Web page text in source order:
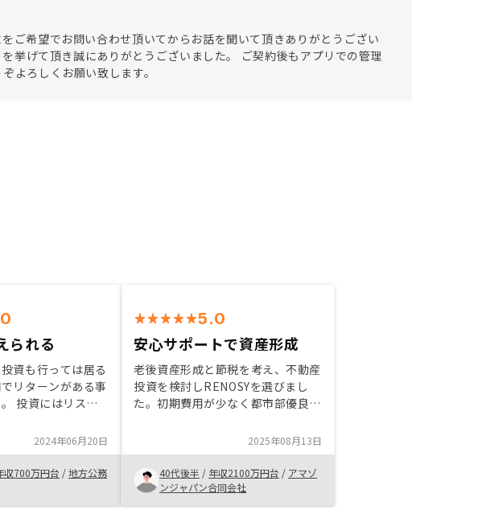
ご希望でお問い合わせ頂いてからお話を聞いて頂きありがとうござい
挙げて頂き誠にありがとうございました。 ご契約後もアプリでの管理
よろしくお願い致します。
られる
資も行っては居る
リターンがある事
投資にはリスク
れるシステムになっ
り除くことができ
ンにもなってしま
抑えられることは
2024年06月20日
収700万円台 /地方公務
5.0
安心サポートで資産形成
老後資産形成と節税を考え、不動産
投資を検討しRENOSYを選びまし
た。初期費用が少なく都市部優良物
せられるので忙しい方にも最適で
す。長期視点で安定運用を目指す方
におすすめです！
2025年08月13日
40代後半 / 年収2100万円台 / アマゾ
ンジャパン合同会社